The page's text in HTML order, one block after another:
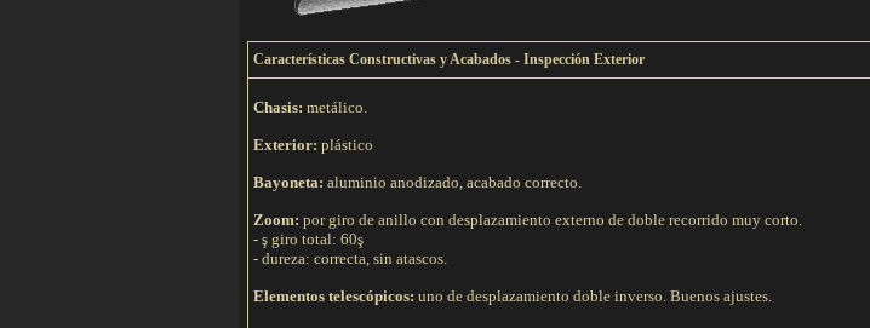
Características Constructivas y Acabados - Inspección Exterior
Chasis: metálico.
Exterior: plástico
Bayoneta: aluminio anodizado, acabado correcto.
Zoom: por giro de anillo con desplazamiento externo de doble recorrido muy corto.
- ş giro total: 60ş
- dureza: correcta, sin atascos.
Elementos telescópicos: uno de desplazamiento doble inverso. Buenos ajustes.